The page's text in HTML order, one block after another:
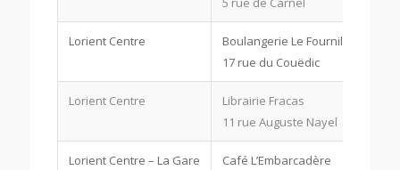
Lorient Centre
Boulangerie Le Fournil ou
17 rue du Couëdic
Lorient Centre
Librairie Fracas
11 rue Auguste Nayel
Lorient Centre – La Gare
Café L’Embarcadère